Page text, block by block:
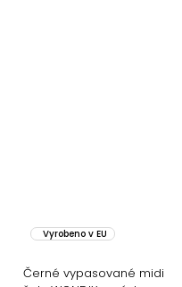
Vyrobeno v EU
Černé vypasované midi